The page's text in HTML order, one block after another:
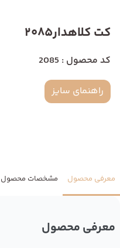
کت کلاهدار2085
کد محصول : 2085
راهنمای سایز
معرفی محصول مشخصات محصول
معرفی محصول